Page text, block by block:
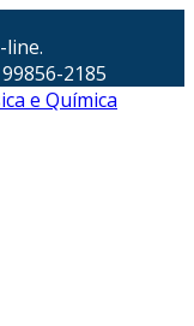
line.
2185